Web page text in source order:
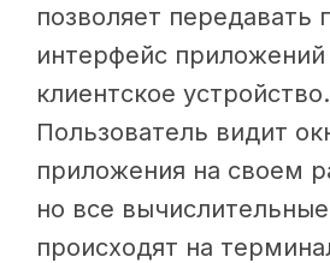
позволяет передавать
интерфейс приложений
клиентское устройство.
Пользователь видит
приложения на своем
но все
происходят на